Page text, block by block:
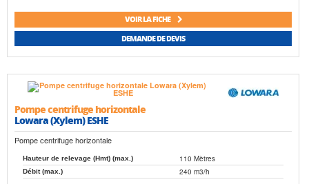
VOIR LA FICHE
DEMANDE DE DEVIS
Pompe centrifuge horizontale
Lowara (Xylem) ESHE
Pompe centrifuge horizontale
Hauteur de relevage (Hmt) (max.) 110 Mètres
Débit (max.) 240 m3/h